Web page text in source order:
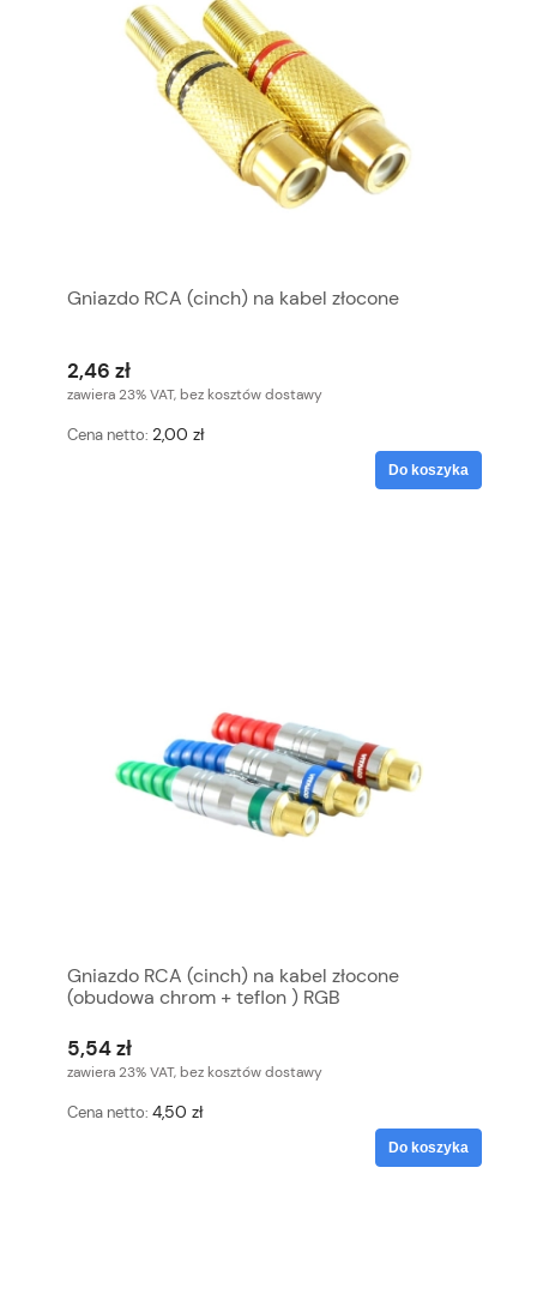
Gniazdo RCA (cinch) na kabel złocone
2,46 zł
zawiera 23% VAT, bez kosztów dostawy
Cena netto: 2,00 zł
Do koszyka
Gniazdo RCA (cinch) na kabel złocone
(obudowa chrom + teflon ) RGB
5,54 zł
zawiera 23% VAT, bez kosztów dostawy
Cena netto: 4,50 zł
Do koszyka